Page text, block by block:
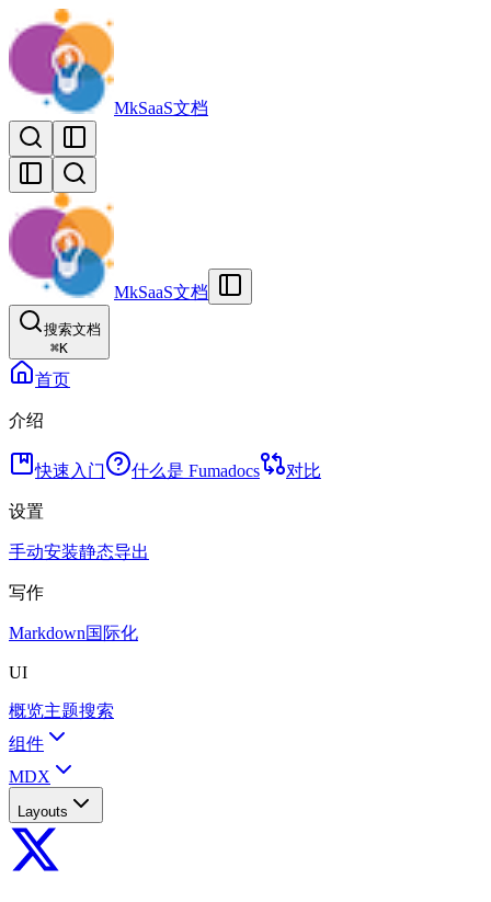
MkSaaS文档
MkSaaS文档
搜索文档
⌘K
首页
介绍
快速入门 什么是 Fumadocs 对比
设置
手动安装静态导出
写作
Markdown国际化
UI
概览主题搜索
组件
MDX
Layouts